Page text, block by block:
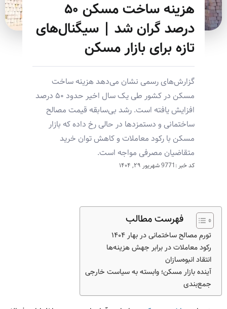
هزینه ساخت مسکن ۵۰
درصد گران شد | سیگنال‌های
تازه برای بازار مسکن
گزارش‌های رسمی نشان می‌دهد هزینه ساخت
مسکن در کشور طی یک سال اخیر حدود ۵۰ درصد
افزایش یافته است. رشد بی‌سابقه قیمت مصالح
ساختمانی و دستمزدها در حالی رخ داده که بازار
مسکن با رکود معاملات و کاهش توان خرید
متقاضیان مصرفی مواجه است.
کد خبر :9771 شهریور ۲۹, ۱۴۰۴
فهرست مطالب
تورم مصالح ساختمانی در بهار ۱۴۰۴
رکود معاملات در برابر جهش هزینه‌ها
انتقاد انبوه‌سازان
آینده بازار مسکن؛ وابسته به سیاست خارجی
جمع‌بندی